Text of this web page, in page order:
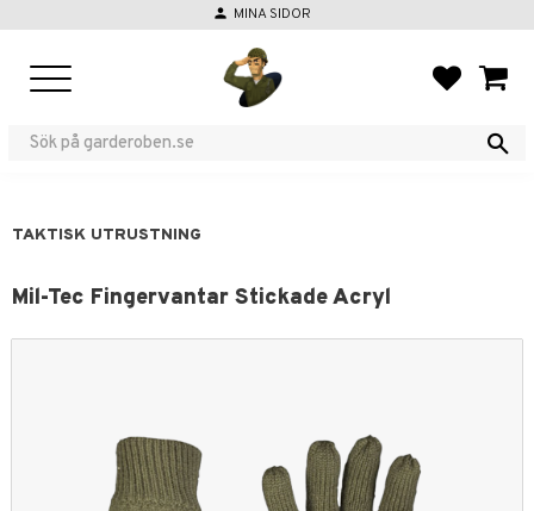
person MINA SIDOR
TAKTISK UTRUSTNING
Mil-Tec Fingervantar Stickade Acryl